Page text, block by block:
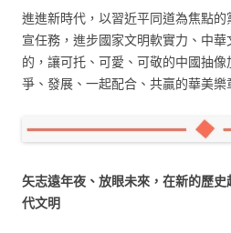
進進新時代，以習近平同道為焦點
宣任務，進步國家文明軟實力、中
的，讓可托、可愛、可敬的中國抽
爭、發展、一起配合、共贏的華美樂
矢志遠年夜、放眼未來，在新的歷
代文明